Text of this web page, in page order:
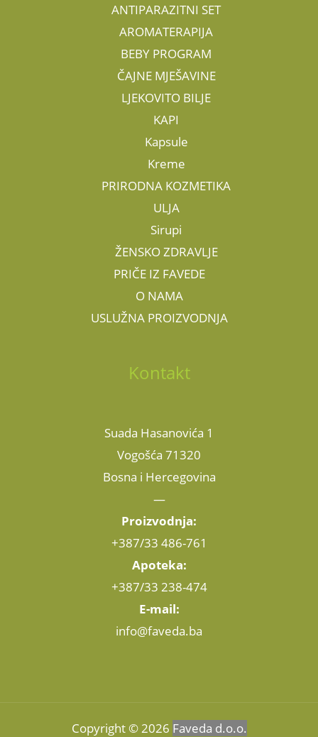
ANTIPARAZITNI SET
AROMATERAPIJA
BEBY PROGRAM
ČAJNE MJEŠAVINE
LJEKOVITO BILJE
KAPI
Kapsule
Kreme
PRIRODNA KOZMETIKA
ULJA
Sirupi
ŽENSKO ZDRAVLJE
PRIČE IZ FAVEDE
O NAMA
USLUŽNA PROIZVODNJA
Kontakt
Suada Hasanovića 1
Vogošća 71320
Bosna i Hercegovina
—
Proizvodnja:
+387/33 486-761
Apoteka:
+387/33 238-474
E-mail:
info@faveda.ba
Copyright © 2026 Faveda d.o.o.